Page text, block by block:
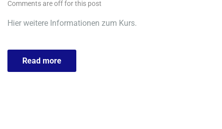
Comments are off for this post
Hier weitere Informationen zum Kurs.
Read more